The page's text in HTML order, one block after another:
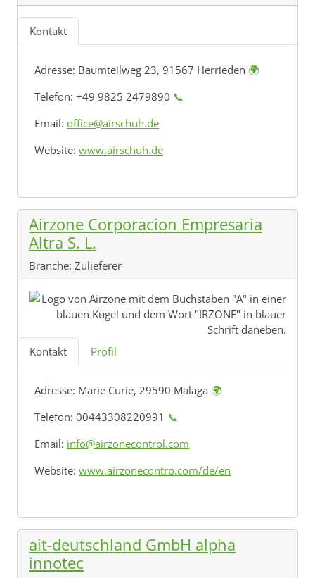
Kontakt
Adresse: Baumteilweg 23, 91567 Herrieden 🌍
Telefon: +49 9825 2479890 📞
Email: office@airschuh.de
Website: www.airschuh.de
Airzone Corporacion Empresaria
Altra S. L.
Branche: Zulieferer
Kontakt Profil
Adresse: Marie Curie, 29590 Malaga 🌍
Telefon: 00443308220991 📞
Email: info@airzonecontrol.com
Website: www.airzonecontro.com/de/en
ait-deutschland GmbH alpha
innotec